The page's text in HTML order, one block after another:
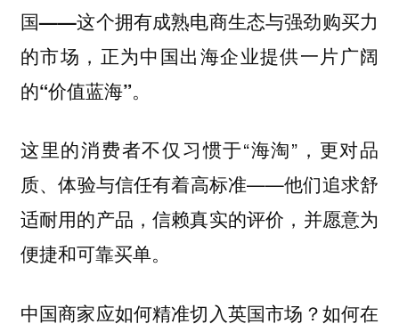
国——这个拥有成熟电商生态与强劲购买力
的市场，正为中国出海企业提供一片广阔
的“价值蓝海”。
这里的消费者不仅习惯于“海淘”，更对品
质、体验与信任有着高标准——他们追求舒
适耐用的产品，信赖真实的评价，并愿意为
便捷和可靠买单。
中国商家应如何精准切入英国市场？如何在